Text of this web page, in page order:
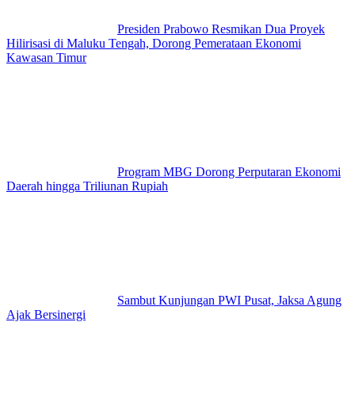
Presiden Prabowo Resmikan Dua Proyek
Hilirisasi di Maluku Tengah, Dorong Pemerataan Ekonomi
Kawasan Timur
Program MBG Dorong Perputaran Ekonomi
Daerah hingga Triliunan Rupiah
Sambut Kunjungan PWI Pusat, Jaksa Agung
Ajak Bersinergi